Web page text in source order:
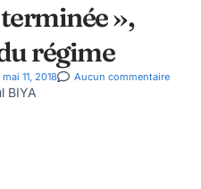
terminée »,
régime
mai 11, 2018 Aucun commentaire